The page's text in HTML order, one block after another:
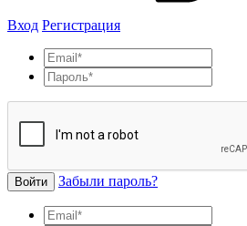
Вход Регистрация
Войти Забыли пароль?